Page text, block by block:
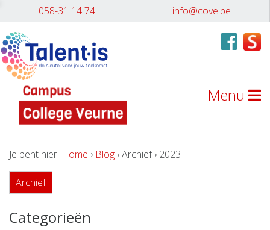
058-31 14 74 info@cove.be
Menu
Je bent hier: Home › Blog › Archief › 2023
Archief
Categorieën